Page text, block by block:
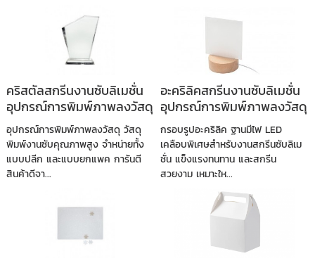
คริสตัลสกรีนงานซับลิเมชั่น
อุปกรณ์การพิมพ์ภาพลงวัสดุ
อุปกรณ์การพิมพ์ภาพลงวัสดุ วัสดุ
พิมพ์งานซับคุณภาพสูง จำหน่ายทั้ง
แบบปลีก และแบบยกแพค การันตี
สินค้าดีจา...
อะคริลิคสกรีนงานซับลิเมชั่น
อุปกรณ์การพิมพ์ภาพลงวัสดุ
กรอบรูปอะคริลิค ฐานมีไฟ LED
เคลือบพิเศษสำหรับงานสกรีนซับลิเม
ชั่น แข็งแรงทนทาน และสกรีน
สวยงาม เหมาะให...